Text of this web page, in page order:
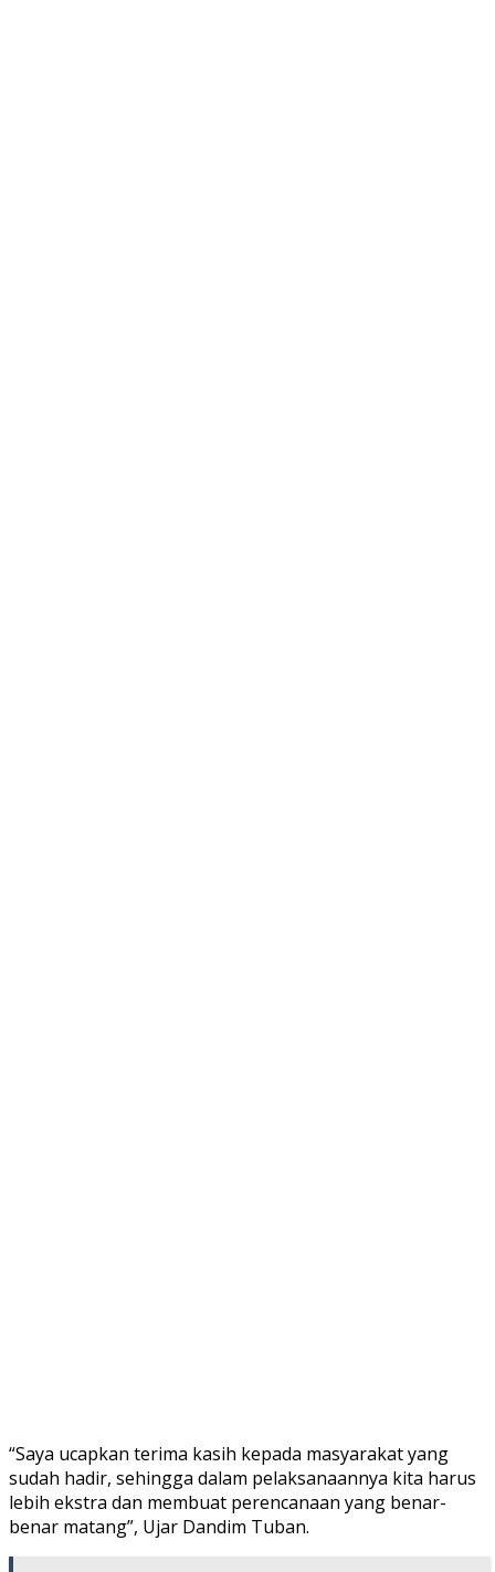
“Saya ucapkan terima kasih kepada masyarakat yang
sudah hadir, sehingga dalam pelaksanaannya kita harus
lebih ekstra dan membuat perencanaan yang benar-
benar matang”, Ujar Dandim Tuban.